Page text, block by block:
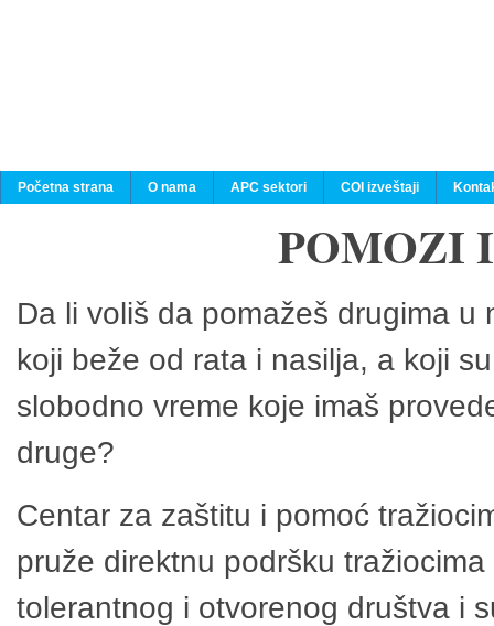
Početna strana O nama APC sektori COI izveštaji
POMOZI
Da li voliš da pomažeš drugima
koji beže od rata i nasilja, a koji
slobodno vreme koje imaš
druge?
Centar za zaštitu i pomoć
pruže direktnu podršku
tolerantnog i otvorenog društva i